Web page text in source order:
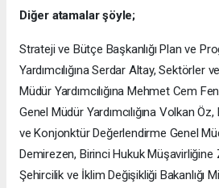
Diğer atamalar şöyle;
Strateji ve Bütçe Başkanlığı Plan ve
Yardımcılığına Serdar Altay, Sektörler
Müdür Yardımcılığına Mehmet Cem
Genel Müdür Yardımcılığına Volkan
ve Konjonktür Değerlendirme Genel
Demirezen, Birinci Hukuk Müşavirliğine
Şehircilik ve İklim Değişikliği Bakanlığı